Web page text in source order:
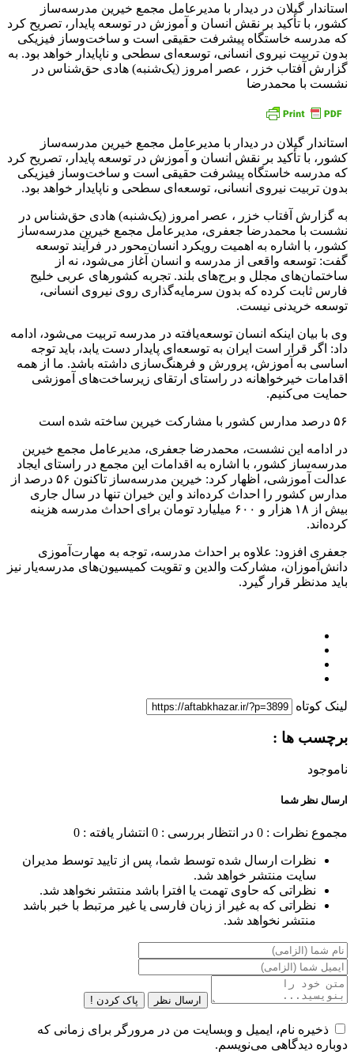
استاندار گیلان در دیدار با مدیرعامل مجمع خیرین مدرسه‌ساز
کشور، با تأکید بر نقش انسان و آموزش در توسعه پایدار، تصریح کرد
که مدرسه خاستگاه پیشرفت حقیقی است و ساخت‌وساز فیزیکی
بدون تربیت نیروی انسانی، توسعه‌ای سطحی و ناپایدار خواهد بود. به
گزارش آفتاب خزر ، عصر امروز (یک‌شنبه) هادی حق‌شناس در
نشست با محمدرضا
استاندار گیلان در دیدار با مدیرعامل مجمع خیرین مدرسه‌ساز
کشور، با تأکید بر نقش انسان و آموزش در توسعه پایدار، تصریح کرد
که مدرسه خاستگاه پیشرفت حقیقی است و ساخت‌وساز فیزیکی
بدون تربیت نیروی انسانی، توسعه‌ای سطحی و ناپایدار خواهد بود.
به گزارش آفتاب خزر ، عصر امروز (یک‌شنبه) هادی حق‌شناس در
نشست با محمدرضا جعفری، مدیرعامل مجمع خیرین مدرسه‌ساز
کشور، با اشاره به اهمیت رویکرد انسان‌محور در فرآیند توسعه
گفت: توسعه واقعی از مدرسه و انسان آغاز می‌شود، نه از
ساختمان‌های مجلل و برج‌های بلند. تجربه کشورهای عربی خلیج
فارس ثابت کرده که بدون سرمایه‌گذاری روی نیروی انسانی،
توسعه خریدنی نیست.
وی با بیان اینکه انسان توسعه‌یافته در مدرسه تربیت می‌شود، ادامه
داد: اگر قرار است ایران به توسعه‌ای پایدار دست یابد، باید توجه
اساسی به آموزش، پرورش و فرهنگ‌سازی داشته باشد. ما از همه
اقدامات خیرخواهانه در راستای ارتقای زیرساخت‌های آموزشی
حمایت می‌کنیم.
۵۶ درصد مدارس کشور با مشارکت خیرین ساخته شده است
در ادامه این نشست، محمدرضا جعفری، مدیرعامل مجمع خیرین
مدرسه‌ساز کشور، با اشاره به اقدامات این مجمع در راستای ایجاد
عدالت آموزشی، اظهار کرد: خیرین مدرسه‌ساز تاکنون ۵۶ درصد از
مدارس کشور را احداث کرده‌اند و این خیران تنها در سال جاری
بیش از ۱۸ هزار و ۶۰۰ میلیارد تومان برای احداث مدرسه هزینه
کرده‌اند.
جعفری افزود: علاوه بر احداث مدرسه، توجه به مهارت‌آموزی
دانش‌آموزان، مشارکت والدین و تقویت کمیسیون‌های مدرسه‌یار نیز
باید مدنظر قرار گیرد.
لینک کوتاه
برچسب ها :
ناموجود
ارسال نظر شما
مجموع نظرات : 0 در انتظار بررسی : 0 انتشار یافته : 0
نظرات ارسال شده توسط شما، پس از تایید توسط مدیران
سایت منتشر خواهد شد.
نظراتی که حاوی تهمت یا افترا باشد منتشر نخواهد شد.
نظراتی که به غیر از زبان فارسی یا غیر مرتبط با خبر باشد
منتشر نخواهد شد.
ارسال نظر پاک کردن !
ذخیره نام، ایمیل و وبسایت من در مرورگر برای زمانی که
دوباره دیدگاهی می‌نویسم.